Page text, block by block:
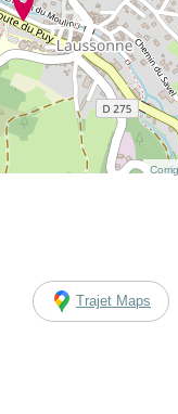
Trajet Maps